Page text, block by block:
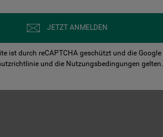
JETZT ANMELDEN
ist durch reCAPTCHA geschützt und die Google
und die Nutzungsbedingungen gelten.